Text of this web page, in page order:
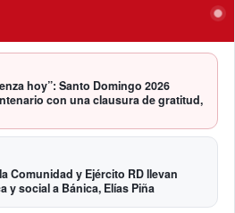
hoy”: Santo Domingo 2026
con una clausura de gratitud,
Comunidad y Ejército RD llevan
y social a Bánica, Elías Piña